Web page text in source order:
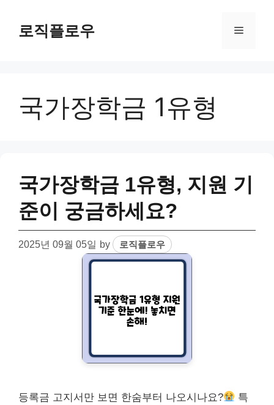
content로직플로우 Menu
국가장학금 1유형
국가장학금 1유형, 지원 기
준이 궁금하세요?
2025년 09월 05일 by 로직플로우
등록금 고지서만 보면 한숨부터 나오시나요?
특